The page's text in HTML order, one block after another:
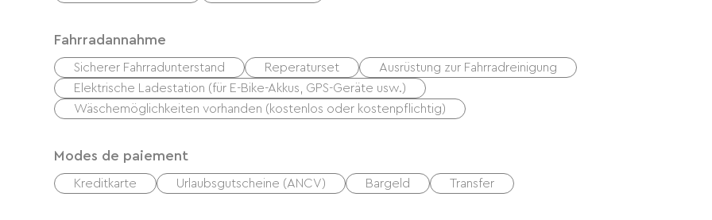
Fahrradannahme
Sicherer Fahrradunterstand Reperaturset
Ausrüstung zur Fahrradreinigung
Elektrische Ladestation (für E-Bike-Akkus, GPS-Geräte usw.)
Wäschemöglichkeiten vorhanden (kostenlos oder kostenpflichtig)
Modes de paiement
Kreditkarte Urlaubsgutscheine (ANCV) Bargeld Transfer